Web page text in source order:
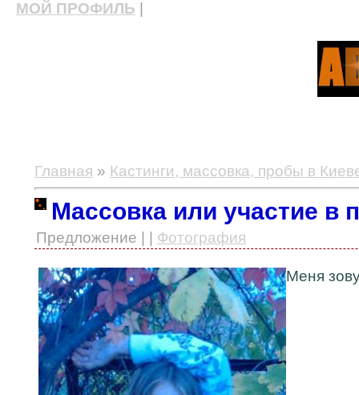
МОЙ ПРОФИЛЬ
Главная » Кастинги, массовка, пробы в
Массовка или участие в
Предложение | | Фотография
Меня